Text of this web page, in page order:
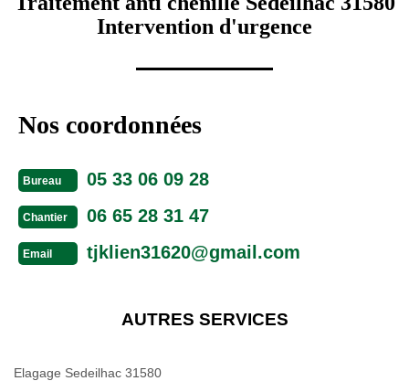
Intervention d'urgence
Nos coordonnées
Bureau 05 33 06 09 28
Chantier 06 65 28 31 47
Email tjklien31620@gmail.com
AUTRES SERVICES
Elagage Sedeilhac 31580